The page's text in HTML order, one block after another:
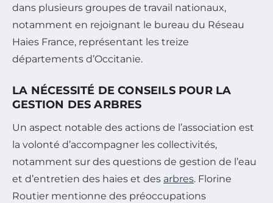
dans plusieurs groupes de travail nationaux,
notamment en rejoignant le bureau du Réseau
Haies France, représentant les treize
départements d’Occitanie.
LA NÉCESSITÉ DE CONSEILS POUR LA
GESTION DES ARBRES
Un aspect notable des actions de l’association est
la volonté d’accompagner les collectivités,
notamment sur des questions de gestion de l’eau
et d’entretien des haies et des arbres. Florine
Routier mentionne des préoccupations